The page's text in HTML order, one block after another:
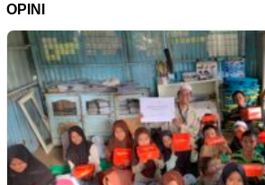
OPINI